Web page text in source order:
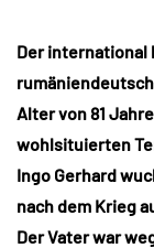
Der international
Alter von 81
wohlsituierten
Ingo Gerhard
nach dem Krieg
Der Vater war